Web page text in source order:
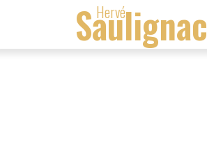
Hervé
Saulignac